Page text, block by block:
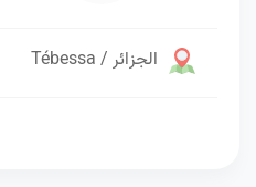
الجزائر / Tébessa